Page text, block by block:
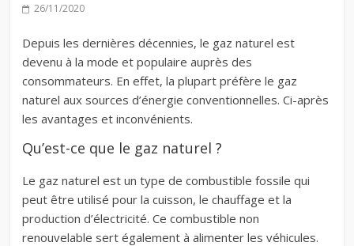
26/11/2020
Depuis les dernières décennies, le gaz naturel est
devenu à la mode et populaire auprès des
consommateurs. En effet, la plupart préfère le gaz
naturel aux sources d’énergie conventionnelles. Ci-après
les avantages et inconvénients.
Qu’est-ce que le gaz naturel ?
Le gaz naturel est un type de combustible fossile qui
peut être utilisé pour la cuisson, le chauffage et la
production d’électricité. Ce combustible non
renouvelable sert également à alimenter les véhicules.